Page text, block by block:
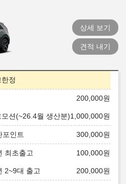
상세 보기
견적 내기
정
200,000원
모션(~26.4월 생산분)1,000,000원
포인트 300,000원
최초출고 100,000원
2~9대 출고 200,000원